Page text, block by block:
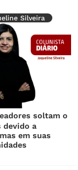
Silveira
soltam o
devido a
em suas